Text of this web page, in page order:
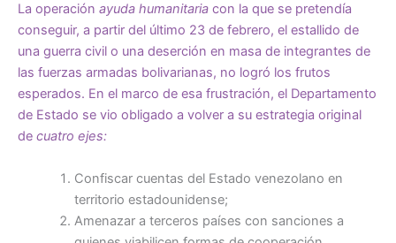
La operación ayuda humanitaria con la que se pretendía
conseguir, a partir del último 23 de febrero, el estallido de
una guerra civil o una deserción en masa de integrantes de
las fuerzas armadas bolivarianas, no logró los frutos
esperados. En el marco de esa frustración, el Departamento
de Estado se vio obligado a volver a su estrategia original
de cuatro ejes:
Confiscar cuentas del Estado venezolano en
territorio estadounidense;
Amenazar a terceros países con sanciones a